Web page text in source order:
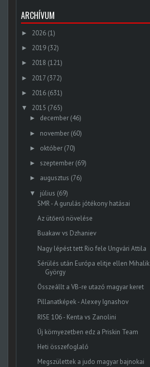
ARCHÍVUM
► 2026 (1)
► 2019 (32)
► 2018 (121)
► 2017 (372)
► 2016 (631)
▼ 2015 (765)
► december (46)
► november (60)
► október (70)
► szeptember (69)
► augusztus (76)
▼ július (69)
SMR - A gurulás jótékony hatásai
Az ütőerő növelése
Buakaw vs Dzhaniev
Nagy lépést tett Rio fele Ungvári Attila
Sérülés után Európa elitje ellen Mihalik
György
Összeállt a VB-re utazó magyar keret
Pillanatképek - Alexey Ignashov
RISE 106 - Kenta vs Zanolini
Új környezetben edz a Priskin Team
Heti összefoglaló
Megszülettek a judo magyar bajnokai